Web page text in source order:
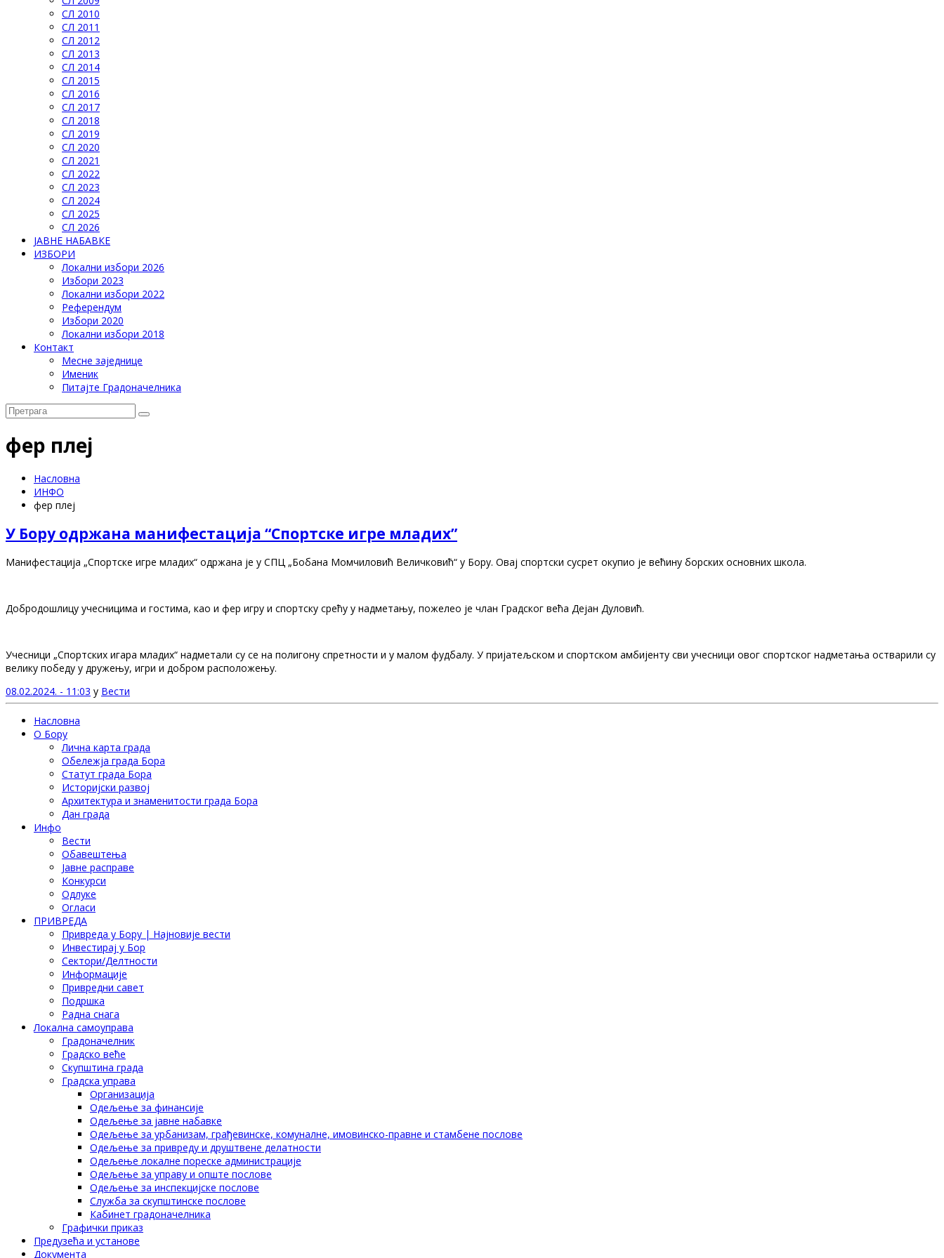
СЛ 2010
СЛ 2011
СЛ 2012
СЛ 2013
СЛ 2014
СЛ 2015
СЛ 2016
СЛ 2017
СЛ 2018
СЛ 2019
СЛ 2020
СЛ 2021
СЛ 2022
СЛ 2023
СЛ 2024
СЛ 2025
СЛ 2026
ЈАВНЕ НАБАВКЕ
ИЗБОРИ
Локални избори 2026
Избори 2023
Локални избори 2022
Референдум
Избори 2020
Локални избори 2018
Контакт
Месне заједнице
Именик
Питајте Градоначелника
фер плеј
Насловна
ИНФО
фер плеј
У Бору одржана манифестација “Спортске игре младих”
Манифестација „Спортске игре младих“ одржана је у СПЦ „Бобана Момчиловић Величковић“ у Бору. Овај спортски сусрет окупио је већину борских основних школа.
Добродошлицу учесницима и гостима, као и фер игру и спортску срећу у надметању, пожелео је члан Градског већа Дејан Дуловић.
Учесници „Спортских игара младих“ надметали су се на полигону спретности и у малом фудбалу. У пријатељском и спортском амбијенту сви учесници овог спортског надметања остварили су
велику победу у дружењу, игри и добром расположењу.
08.02.2024. - 11:03 у Вести
Насловна
О Бору
Лична карта града
Обележја града Бора
Статут града Бора
Историјски развој
Архитектура и знаменитости града Бора
Дан града
Инфо
Вести
Обавештења
Јавне расправе
Конкурси
Одлуке
Огласи
ПРИВРЕДА
Привреда у Бору | Најновије вести
Инвестирај у Бор
Сектори/Делтности
Информације
Привредни савет
Подршка
Радна снага
Локална самоуправа
Градоначелник
Градско веће
Скупштина града
Градска управа
Организација
Одељење за финансије
Одељење за јавне набавке
Одељење за урбанизам, грађевинске, комуналне, имовинско-правне и стамбене послове
Одељење за привреду и друштвене делатности
Одељење локалне пореске администрације
Одељење за управу и опште послове
Одељење за инспекцијске послове
Служба за скупштинске послове
Кабинет градоначелника
Графички приказ
Предузећа и установе
Документа